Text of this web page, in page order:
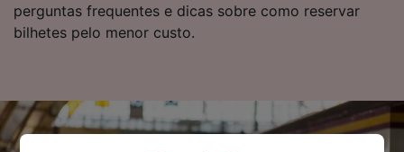
perguntas frequentes e dicas sobre como reservar
bilhetes pelo menor custo.